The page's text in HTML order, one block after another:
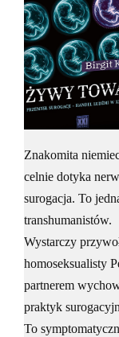
Znakomita
celnie dotyka
surogacja. To
transhumanistów.
Wystarczy
homoseksualisty
partnerem
praktyk
To